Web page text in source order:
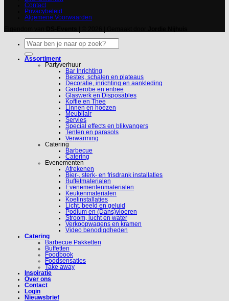
Contact
Privacybeleid
Algemene Voorwaarden
Zoeken
naar:
Assortiment
Partyverhuur
Bar Inrichting
Bestek, schalen en plateaus
Decoratie, inrichting en aankleding
Garderobe en entree
Glaswerk en Disposables
Koffie en Thee
Linnen en hoezen
Meubilair
Servies
Special effects en blikvangers
Tenten en parasols
Verwarming
Catering
Barbecue
Catering
Evenementen
Afrekenen
Bier-, sterk- en frisdrank installaties
Buffetmaterialen
Evenementenmaterialen
Keukenmaterialen
Koelinstallaties
Licht, beeld en geluid
Podium en (Dans)vloeren
Stroom, lucht en water
Verkoopwagens en kramen
Video benodigdheden
Catering
Barbecue Pakketten
Buffetten
Foodbook
Foodsensaties
Take away
Inspiratie
Over ons
Contact
Login
Nieuwsbrief